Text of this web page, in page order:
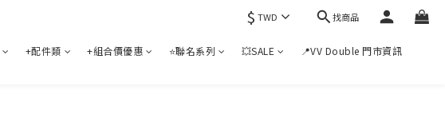
$ TWD 找商品
+配件類 +組合價優惠 ⭐聯名系列 💥SALE 📍VV Double 門市資訊